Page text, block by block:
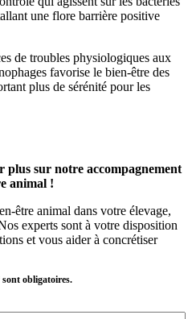
une flore barrière positive
de troubles physiologiques aux
favorise le bien-être des
plus de sérénité pour les
plus sur notre accompagnement
animal !
être animal dans votre élevage,
experts sont à votre disposition
et vous aider à concrétiser
sont obligatoires.